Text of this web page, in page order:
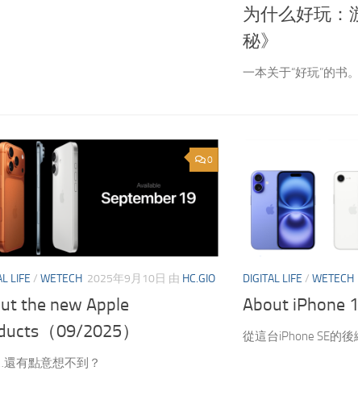
为什么好玩：
秘》
一本关于“好玩”的书。
0
LIFE / WETECH 2025年9月10日 由 HC.GIO
the new Apple
（09/2025）
有點意想不到？
DIGITAL LIFE / WETECH
About iPhone
從這台iPhone SE的